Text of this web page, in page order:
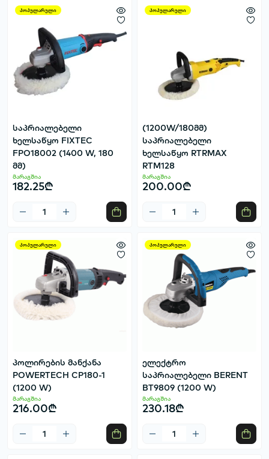
პოპულარული
საპრიალებელი
ხელსაწყო FIXTEC
FPO18002 (1400 W, 180
მმ)
მარაგშია
182.25₾
პოპულარული
(1200W/180მმ)
საპრიალებელი
ხელსაწყო RTRMAX
RTM128
მარაგშია
200.00₾
პოპულარული
პოლირების მანქანა
POWERTECH CP180-1
(1200 W)
მარაგშია
216.00₾
პოპულარული
ელექტრო
საპრიალებელი BERENT
BT9809 (1200 W)
მარაგშია
230.18₾